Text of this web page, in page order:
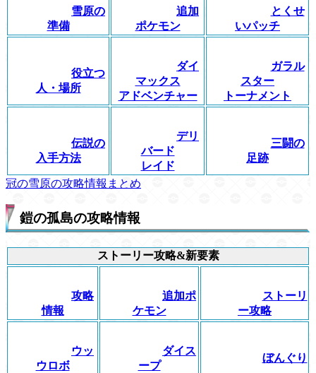
雪原の
準備
追加
ポケモン
とくせ
いパッチ
役立つ
人・場所
ダイ
マックス
アドベンチャー
ガラル
スター
トーナメント
伝説の
入手方法
デリ
バード
レイド
三闘の
足跡
冠の雪原の攻略情報まとめ
鎧の孤島の攻略情報
ストーリー攻略&新要素
攻略
情報
追加ポ
ケモン
ストーリ
ー攻略
ウッ
ウロボ
ダイス
ープ
ぼんぐり